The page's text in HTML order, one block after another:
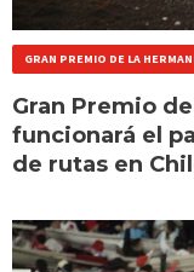
GRAN PREMIO DE LA
Gran Premio
funcionará el
de rutas en